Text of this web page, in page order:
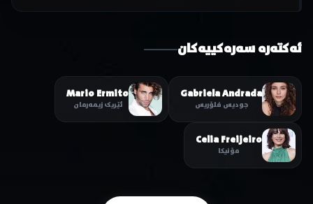
ئەکتەرە سەرەکییەکان
Gabriela Andrada
جودیس فلۆریس
Mario Ermito
ئێریک زیمەرمان
Celia Freijeiro
مۆنیکا